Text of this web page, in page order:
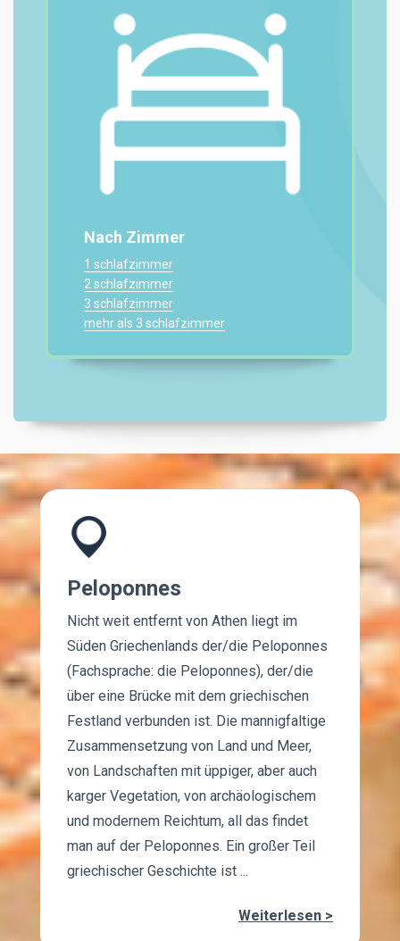
Nach Zimmer
1 schlafzimmer
2 schlafzimmer
3 schlafzimmer
mehr als 3 schlafzimmer
Peloponnes
Nicht weit entfernt von Athen liegt im
Süden Griechenlands der/die Peloponnes
(Fachsprache: die Peloponnes), der/die
über eine Brücke mit dem griechischen
Festland verbunden ist. Die mannigfaltige
Zusammensetzung von Land und Meer,
von Landschaften mit üppiger, aber auch
karger Vegetation, von archäologischem
und modernem Reichtum, all das findet
man auf der Peloponnes. Ein großer Teil
griechischer Geschichte ist ...
Weiterlesen >